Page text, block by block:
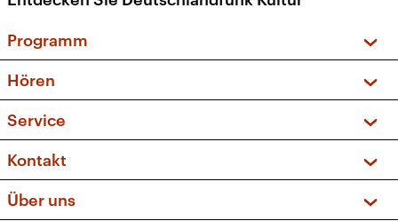
Programm
Sendungen und Podcasts
Musikliste
Kakadu – Das Kinderprogramm
Hören
Frequenzen (UKW + DAB+)
Service
FAQ
Apps
Newsletter
Kontakt
Über uns